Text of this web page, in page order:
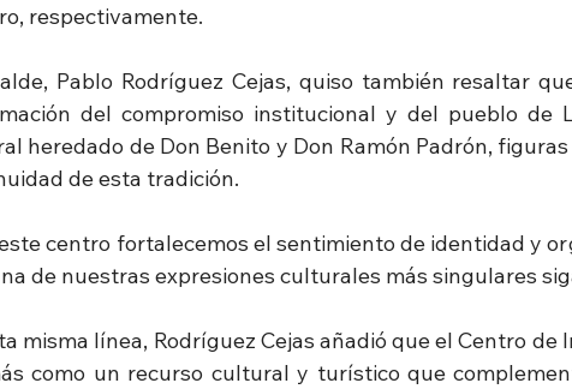
respectivamente.
Pablo Rodríguez Cejas, quiso también resaltar
del compromiso institucional y del pueblo de
heredado de Don Benito y Don Ramón Padrón,
de esta tradición.
centro fortalecemos el sentimiento de identidad y
de nuestras expresiones culturales más singulares
misma línea, Rodríguez Cejas añadió que el Centro
como un recurso cultural y turístico que